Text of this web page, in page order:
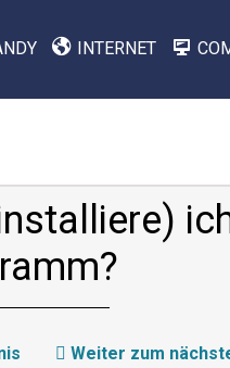
INTERNET
Weiter zum